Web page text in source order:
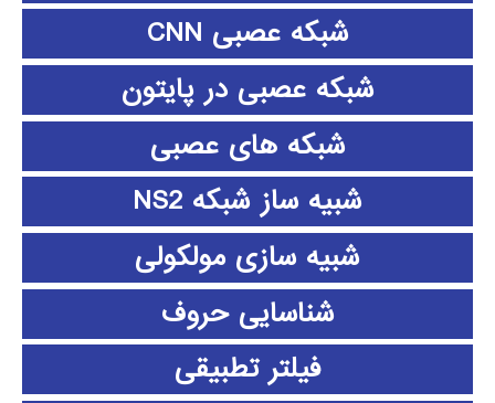
شبکه عصبی CNN
شبکه عصبی در پایتون
شبکه های عصبی
شبیه ساز شبکه NS2
شبیه سازی مولکولی
شناسایی حروف
فیلتر تطبیقی